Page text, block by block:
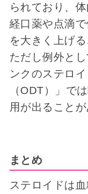
られており、
経口薬や点滴
を大きく上げる
ただし例外と
ンクのステロ
（ODT）」で
用が出ること
まとめ
ステロイドは